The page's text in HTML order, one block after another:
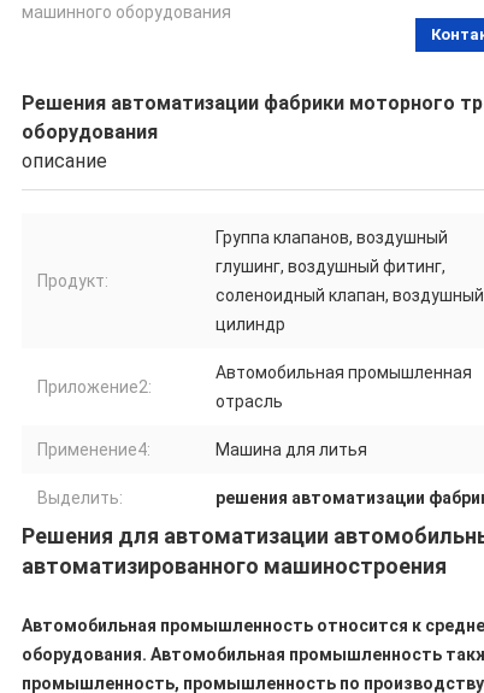
машинного оборудования
Решения автоматизации фабрики моторного
оборудования
описание
Продукт:
Группа клапанов, воздушный
глушинг, воздушный фитинг,
соленоидный клапан, воздушный
цилиндр
Приложение2:
Автомобильная промышленная
отрасль
Применение4: Машина для литья
Выделить: решения автоматизации
Решения для автоматизации
автоматизированного машиностроения
Автомобильная промышленность относится к
оборудования. Автомобильная промышленность
промышленность, промышленность по